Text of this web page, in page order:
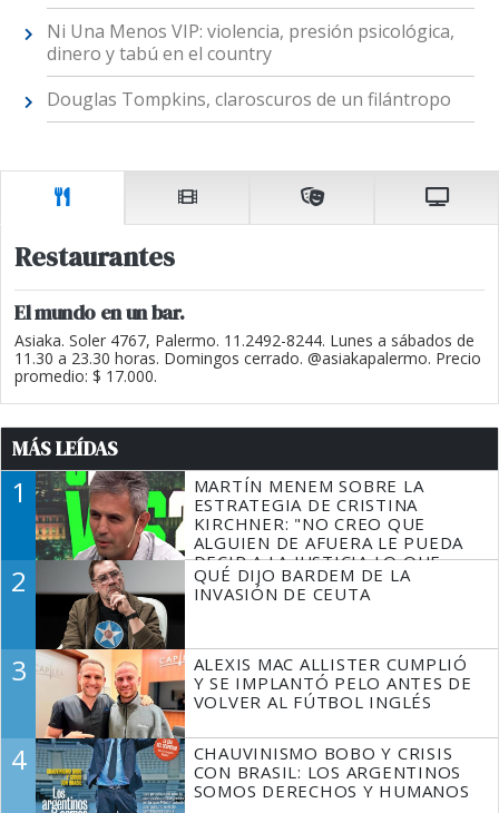
Ni Una Menos VIP: violencia, presión psicológica,
dinero y tabú en el country
Douglas Tompkins, claroscuros de un filántropo
Restaurantes
El mundo en un bar.
Asiaka. Soler 4767, Palermo. 11.2492-8244. Lunes a sábados de
11.30 a 23.30 horas. Domingos cerrado. @asiakapalermo. Precio
promedio: $ 17.000.
MÁS LEÍDAS
1
MARTÍN MENEM SOBRE LA
ESTRATEGIA DE CRISTINA
KIRCHNER: "NO CREO QUE
ALGUIEN DE AFUERA LE PUEDA
DECIR A LA JUSTICIA LO QUE
TIENE QUE HACER"
2
QUÉ DIJO BARDEM DE LA
INVASIÓN DE CEUTA
3
ALEXIS MAC ALLISTER CUMPLIÓ
Y SE IMPLANTÓ PELO ANTES DE
VOLVER AL FÚTBOL INGLÉS
4
CHAUVINISMO BOBO Y CRISIS
CON BRASIL: LOS ARGENTINOS
SOMOS DERECHOS Y HUMANOS